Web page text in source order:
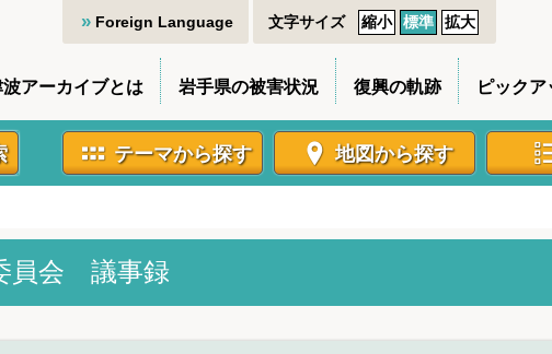
Foreign Language 文字サイズ 縮小 標準 拡大
アーカイブとは 岩手県の被害状況 復興の軌跡 ピック
テーマから探す 地図から探す
員会 議事録